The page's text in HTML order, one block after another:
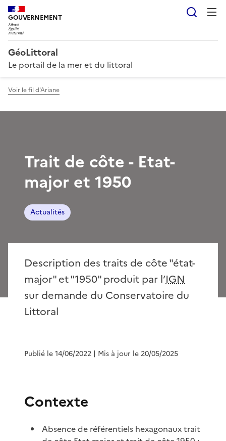
GOUVERNEMENT
GéoLittoral
Le portail de la mer et du littoral
Voir le fil d'Ariane
Trait de côte - Etat-
major et 1950
Actualités
Description des traits de côte "état-
major" et "1950" produit par l’IGN
sur demande du Conservatoire du
Littoral
Publié le 14/06/2022 | Mis à jour le 20/05/2025
Contexte
Absence de référentiels hexagonaux trait